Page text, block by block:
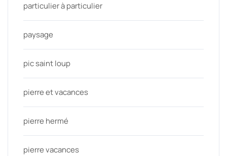
particulier à particulier
paysage
pic saint loup
pierre et vacances
pierre hermé
pierre vacances